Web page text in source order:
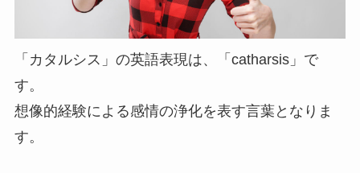
「カタルシス」の英語表現は、「catharsis」で
す。
想像的経験による感情の浄化を表す言葉となりま
す。